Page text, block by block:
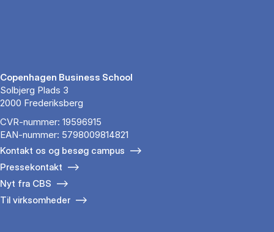
Copenhagen Business School
Solbjerg Plads 3
2000 Frederiksberg
CVR-nummer: 19596915
EAN-nummer: 5798009814821
Kontakt os og besøg campus
Pressekontakt
Nyt fra CBS
Til virksomheder